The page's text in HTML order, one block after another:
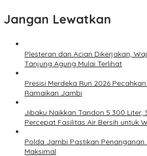
Jangan Lewatkan
Plesteran dan Acian Dikerjakan,
Tanjung Agung Mulai Terlihat
Presisi Merdeka Run 2026
Ramaikan Jambi
Jibaku Naikkan Tandon 5.300 Liter,
Percepat Fasilitas Air Bersih untuk
Polda Jambi Pastikan Penanganan
Maksimal